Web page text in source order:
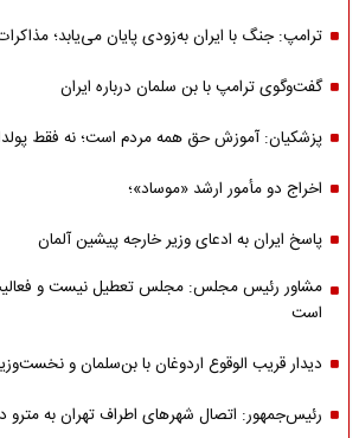
ترامپ: جنگ با ایران به‌زودی پایان می‌یابد؛
گفت‌وگوی ترامپ با بن سلمان درباره ایران
پزشکیان: آموزش حق همه مردم است؛ نه فقط
اخراج دو مأمور ارشد «موساد»؛
پاسخ ایران به ادعای وزیر خارجه پیشین آلمان
مشاور رئیس مجلس: مجلس تعطیل نیست و
است
دیدار قریب الوقوع اردوغان با بن‌سلمان و
رئیس‌جمهور: اتصال شهرهای اطراف تهران به مترو